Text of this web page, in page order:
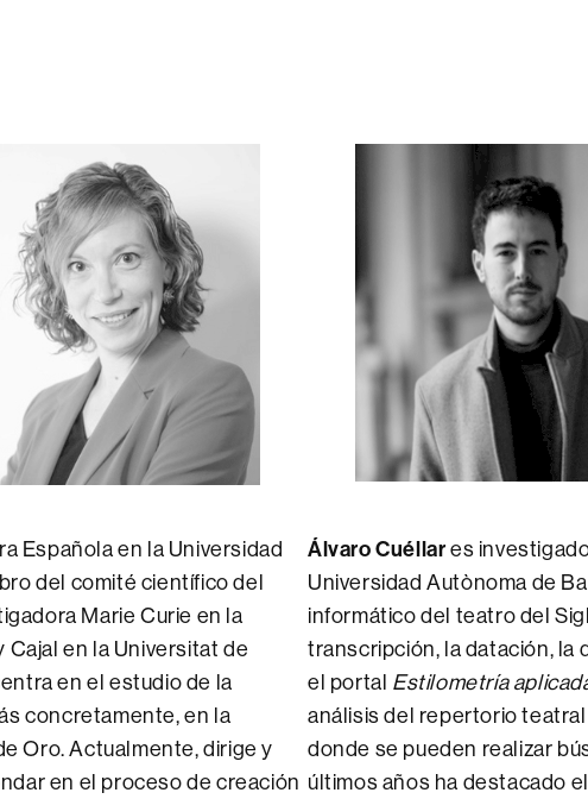
Española en la Universidad
del comité científico del
Marie Curie en la
en la Universitat de
en el estudio de la
concretamente, en la
Oro. Actualmente, dirige y
en el proceso de creación
Álvaro Cuéllares
Universidad Autònoma de
informático del teatro del
transcripción, la datación, la
el portal Estilometría
análisis del repertorio teatral
donde se pueden realizar
últimos años ha destacado